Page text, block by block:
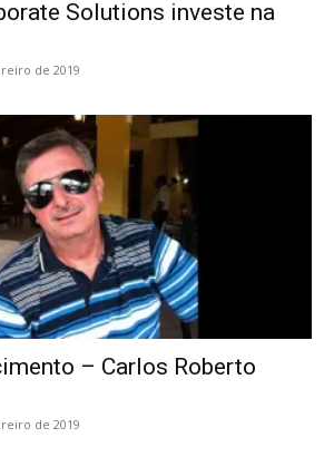
Solutions investe na
de 2019
– Carlos Roberto
de 2019